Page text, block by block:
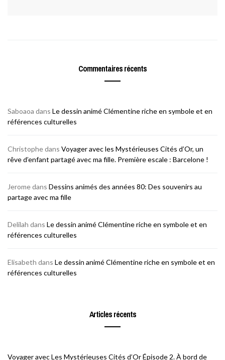
Commentaires récents
Saboaoa dans Le dessin animé Clémentine riche en symbole et en
références culturelles
Christophedans Voyager avec les Mystérieuses Cités d’Or, un
rêve d’enfant partagé avec ma fille. Première escale : Barcelone !
Jeromedans Dessins animés des années 80: Des souvenirs au
partage avec ma fille
Delilah dans Le dessin animé Clémentine riche en symbole et en
références culturelles
Elisabeth dans Le dessin animé Clémentine riche en symbole et en
références culturelles
Articles récents
Voyager avec Les Mystérieuses Cités d’Or Épisode 2. À bord de